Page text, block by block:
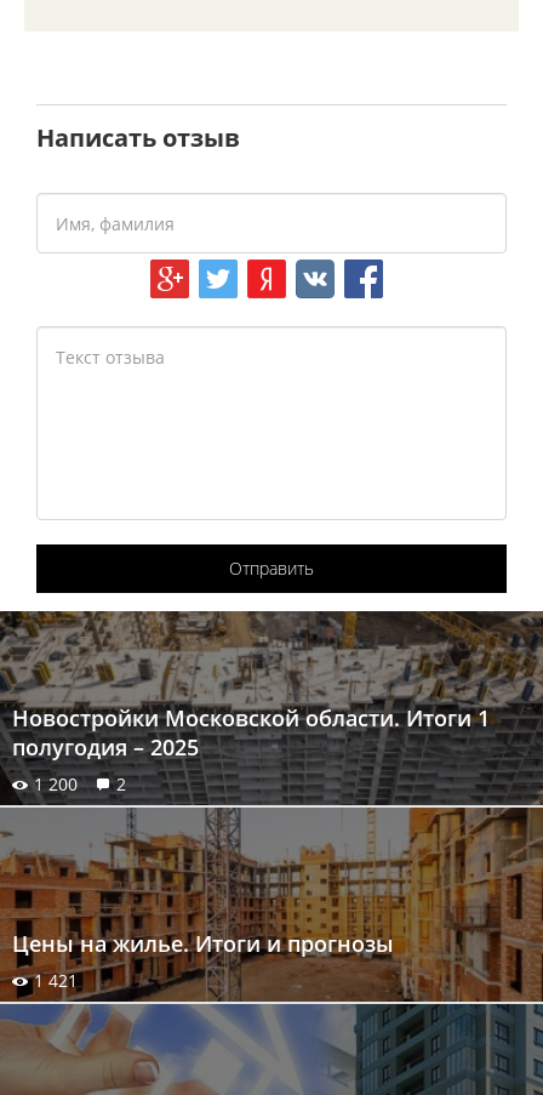
Написать отзыв
Отправить
Новостройки Московской области. Итоги 1
полугодия – 2025
1 200 2
Цены на жилье. Итоги и прогнозы
1 421